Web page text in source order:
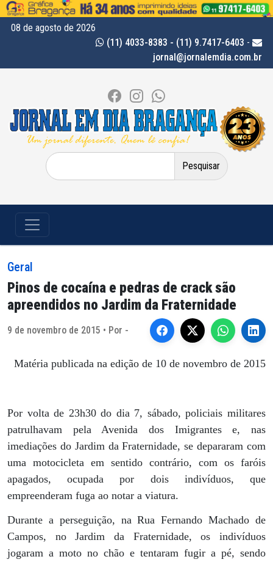
08 de agosto de 2026
(11) 4033-8383 - (11) 9.7417-6403 -
jornal@jornalemdia.com.br
Pesquisar
por:
Geral
Pinos de cocaína e pedras de crack são
apreendidos no Jardim da Fraternidade
9 de novembro de 2015 • Por -
Matéria publicada na edição de 10 de novembro de 2015
Por volta de 23h30 do dia 7, sábado, policiais militares
patrulhavam pela Avenida dos Imigrantes e, nas
imediações do Jardim da Fraternidade, se depararam com
uma motocicleta em sentido contrário, com os faróis
apagados, ocupada por dois indivíduos, que
empreenderam fuga ao notar a viatura.
Durante a perseguição, na Rua Fernando Machado de
Campos, no Jardim da Fraternidade, os indivíduos
jogaram a moto no chão e tentaram fugir a pé, sendo